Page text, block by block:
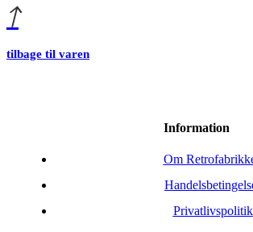
tilbage til varen
Information
Om
Privatlivspolitik